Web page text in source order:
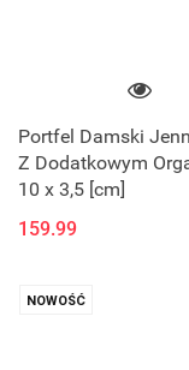
Portfel Damski
Z Dodatkowym
10 x 3,5 [cm]
159.99
NOWOŚĆ